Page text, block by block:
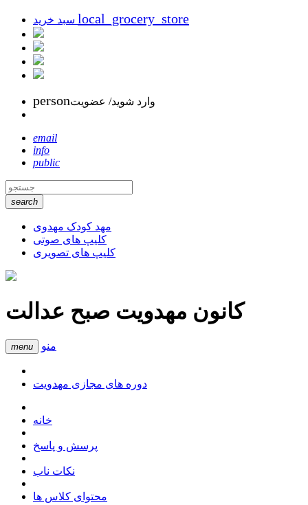
local_grocery_store
personوارد شوید/ عضویت
email
info
public
search
مهد کودک مهدوی
کلیپ های صوتی
کلیپ های تصویری
کانون مهدویت صبح عدالت
menu منو
دوره های مجازی مهدویت
خانه
پرسش و پاسخ
نکات ناب
محتوای کلاس ها